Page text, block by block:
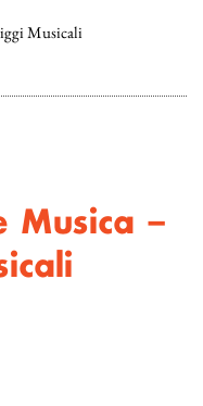
Musicali
Musica –